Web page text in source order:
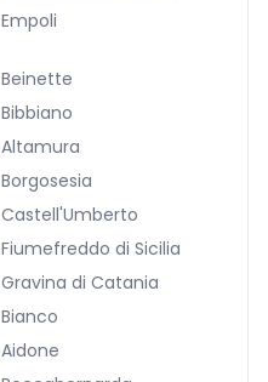
Empoli
Beinette
Bibbiano
Altamura
Borgosesia
Castell'Umberto
Fiumefreddo di Sicilia
Gravina di Catania
Bianco
Aidone